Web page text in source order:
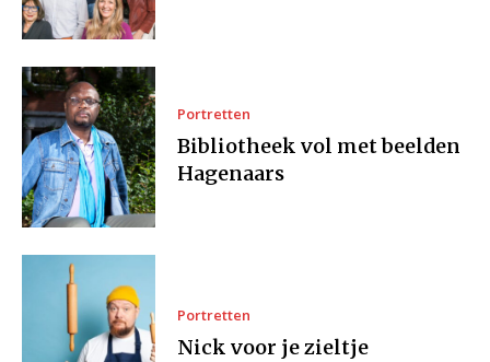
Portretten
Bibliotheek vol met beelden
Hagenaars
Portretten
Nick voor je zieltje